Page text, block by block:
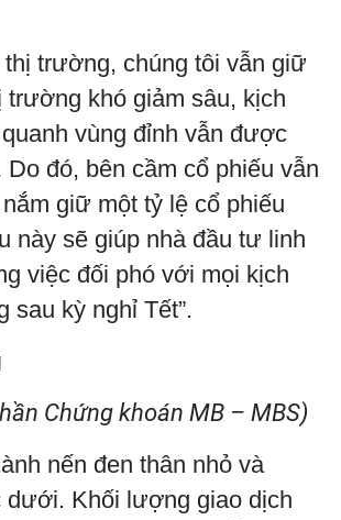
trường, chúng tôi vẫn giữ
trường khó giảm sâu, kịch
vùng đỉnh vẫn được
Do đó, bên cầm cổ phiếu vẫn
giữ một tỷ lệ cổ phiếu
này sẽ giúp nhà đầu tư linh
việc đối phó với mọi kịch
sau kỳ nghỉ Tết”.
Chứng khoán MB – MBS)
nến đen thân nhỏ và
dưới. Khối lượng giao dịch